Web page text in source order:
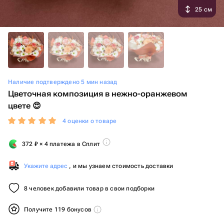
Наличие подтверждено 5 мин назад
Цветочная композиция в нежно-оранжевом
цвете 😍
4 оценки о товаре
372 ₽ × 4 платежа в Сплит
Укажите адрес , и мы узнаем стоимость доставки
8 человек добавили товар в свои подборки
Получите 119 бонусов
25 см